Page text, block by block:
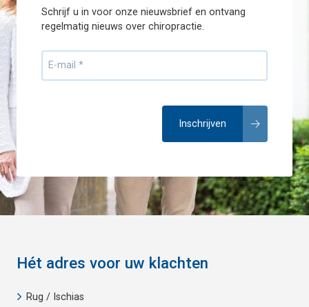
Schrijf u in voor onze nieuwsbrief en ontvang
regelmatig nieuws over chiropractie.
Hét adres voor uw klachten
Rug / Ischias